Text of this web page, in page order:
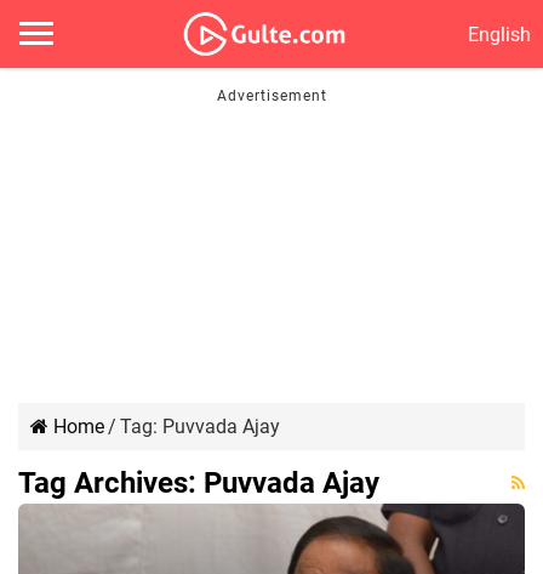
English
Home/ Tag: Puvvada Ajay
Tag Archives: Puvvada Ajay